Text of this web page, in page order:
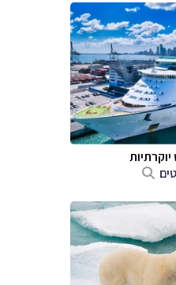
יוקרתיות